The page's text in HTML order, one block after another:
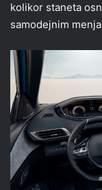
kolikor staneta
samodejnim